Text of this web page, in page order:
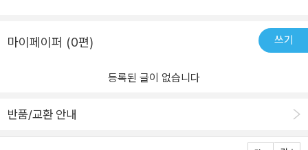
마이페이퍼 (0편) 쓰기
등록된 글이 없습니다
반품/교환 안내